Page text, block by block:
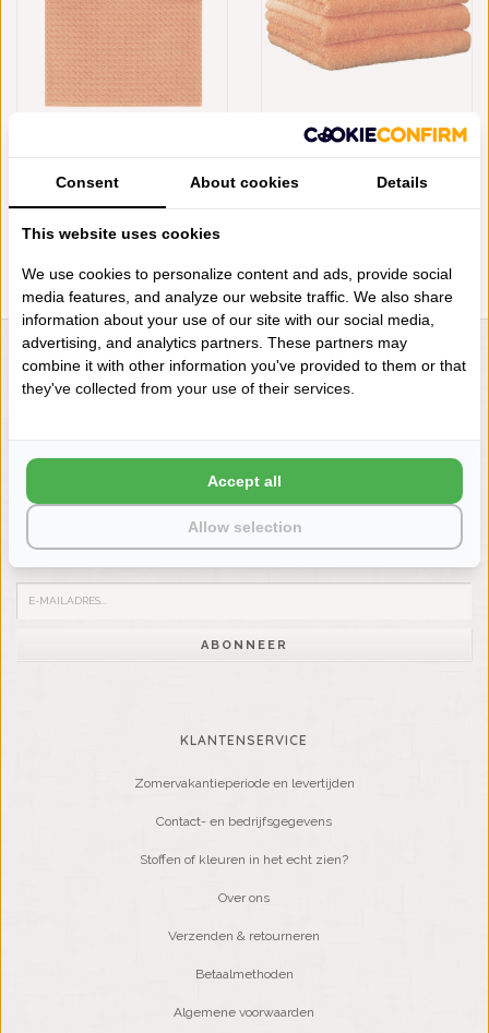
(316), 50X50 CM
CAWÖ ORANJE
MANDARINE, UNI 7007 (316),
LIENSLINNENWINKEL.NL
VRAGEN? BEL DAN
Wilt u op de hoogte blijven?
Word lid van onze mailinglijst:
ABONNEER
KLANTENSERVICE
Zomervakantieperiode en levertijden
Contact- en bedrijfsgegevens
Stoffen of kleuren in het echt zien?
Over ons
Verzenden & retourneren
Betaalmethoden
Algemene voorwaarden
Consent About cookies Details
This website uses cookies
We use cookies to personalize content and ads, provide social
media features, and analyze our website traffic. We also share
information about your use of our site with our social media,
advertising, and analytics partners. These partners may
combine it with other information you've provided to them or that
they've collected from your use of their services.
Allow selection
Accept all